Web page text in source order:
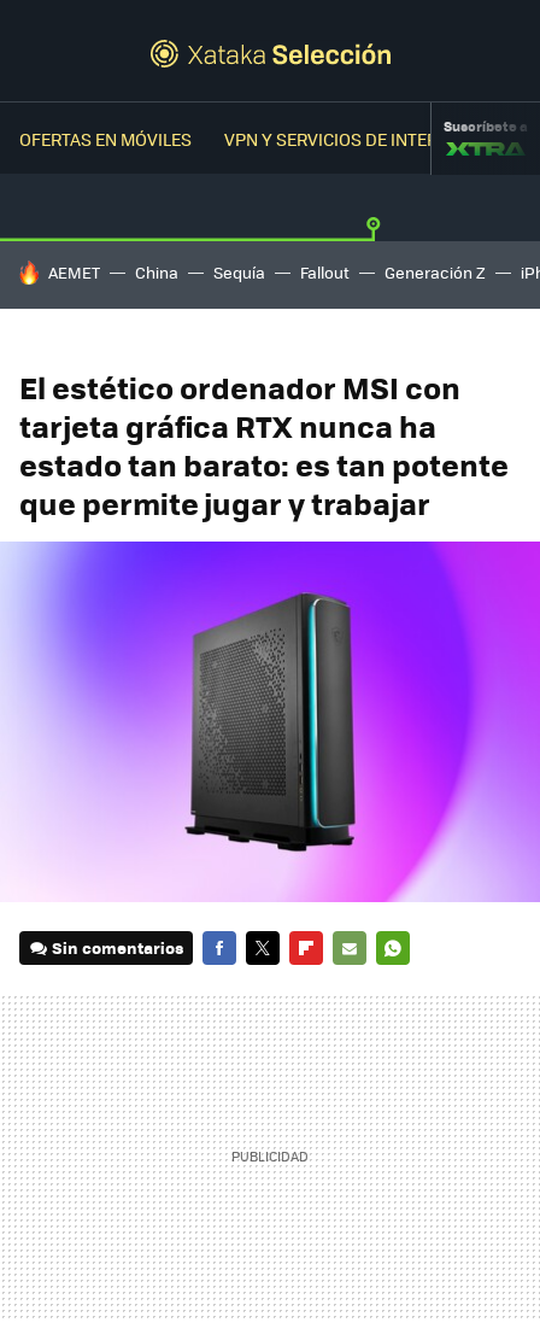
OFERTAS EN MÓVILES VPN Y SERVICIOS DE INTERNETSuscríbete a
HOY SE HABLA DE
AEMET China Sequía Fallout Generación Z
El estético ordenador MSI con
tarjeta gráfica RTX nunca ha
estado tan barato: es tan potente
que permite jugar y trabajar
Sin comentarios
MAIL